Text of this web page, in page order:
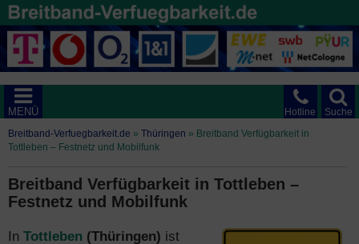
Suche
Hotline
MENÜ
Breitband-Verfuegbarkeit.de » Thüringen » Breitband Verfügbarkeit in
Tottleben – Festnetz und Mobilfunk
Breitband Verfügbarkeit in Tottleben –
Festnetz und Mobilfunk
In Tottleben (Thüringen) ist